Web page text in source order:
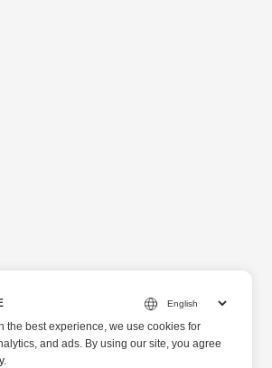
the best experience, we use cookies for
and ads. By using our site, you agree
.